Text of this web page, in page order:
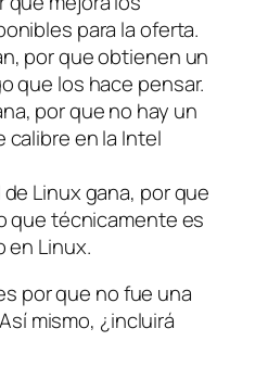
para la oferta.
por que obtienen un
que los hace pensar.
por que no hay un
calibre en la Intel
Linux gana, por que
que técnicamente es
en Linux.
por que no fue una
mismo, ¿incluirá